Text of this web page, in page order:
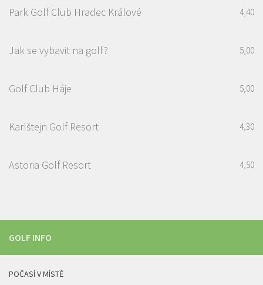
Park Golf Club Hradec Králové 4,40
Jak se vybavit na golf? 5,00
Golf Club Háje 5,00
Karlštejn Golf Resort 4,30
Astoria Golf Resort 4,50
GOLF INFO
POČASÍ V MÍSTĚ